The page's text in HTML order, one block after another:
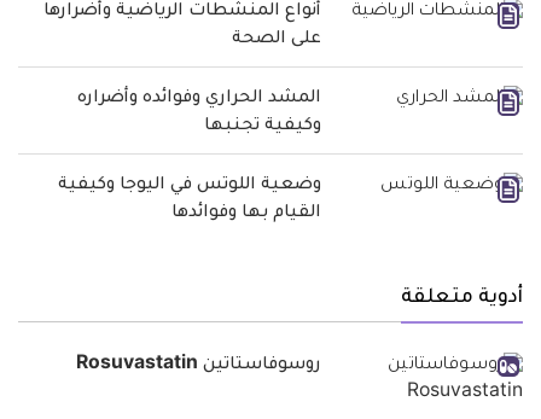
أنواع المنشطات الرياضية وأضرارها
على الصحة
المشد الحراري وفوائده وأضراره
وكيفية تجنبها
وضعية اللوتس في اليوجا وكيفية
القيام بها وفوائدها
أدوية متعلقة
روسوفاستاتين Rosuvastatin